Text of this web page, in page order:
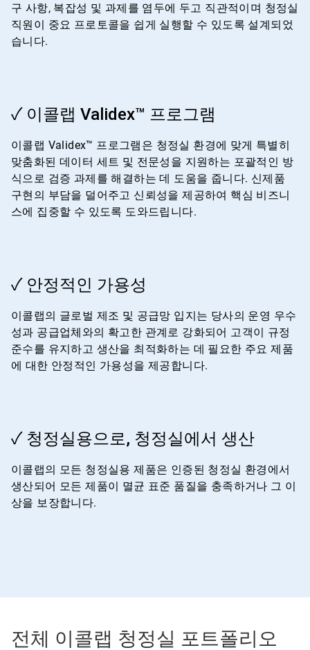
구 사항, 복잡성 및 과제를 염두에 두고 직관적이며 청정실
직원이 중요 프로토콜을 쉽게 실행할 수 있도록 설계되었
습니다.
✓ 이콜랩 Validex™ 프로그램
이콜랩 Validex™ 프로그램은 청정실 환경에 맞게 특별히
맞춤화된 데이터 세트 및 전문성을 지원하는 포괄적인 방
식으로 검증 과제를 해결하는 데 도움을 줍니다. 신제품
구현의 부담을 덜어주고 신뢰성을 제공하여 핵심 비즈니
스에 집중할 수 있도록 도와드립니다.
✓ 안정적인 가용성
이콜랩의 글로벌 제조 및 공급망 입지는 당사의 운영 우수
성과 공급업체와의 확고한 관계로 강화되어 고객이 규정
준수를 유지하고 생산을 최적화하는 데 필요한 주요 제품
에 대한 안정적인 가용성을 제공합니다.
✓ 청정실용으로, 청정실에서 생산
이콜랩의 모든 청정실용 제품은 인증된 청정실 환경에서
생산되어 모든 제품이 멸균 표준 품질을 충족하거나 그 이
상을 보장합니다.
전체 이콜랩 청정실 포트폴리오